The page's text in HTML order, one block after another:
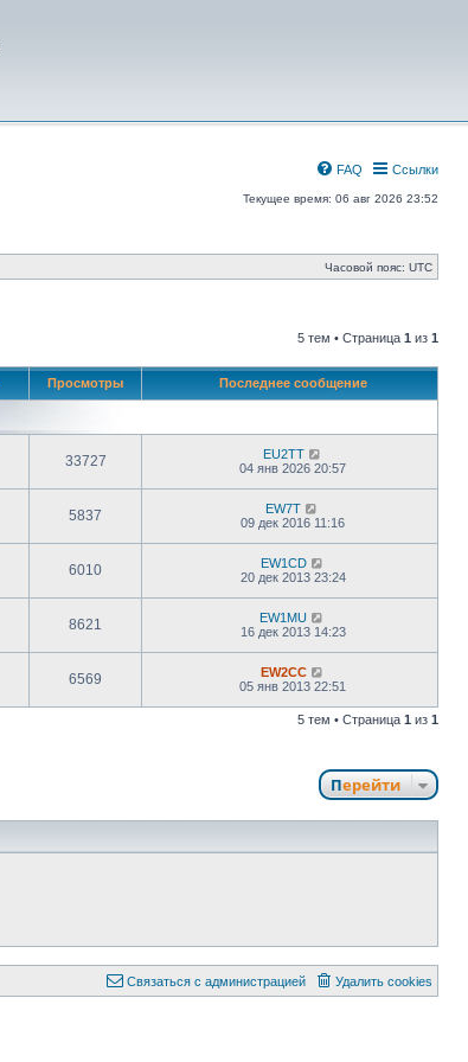
Ссылки
FAQ
Текущее время: 06 авг 2026 23:52
Часовой пояс: UTC
5 тем • Страница 1 из 1
Просмотры Последнее сообщение
33727
EU2TT
04 янв 2026 20:57
5837
EW7T
09 дек 2016 11:16
6010
EW1CD
20 дек 2013 23:24
8621
EW1MU
16 дек 2013 14:23
6569
EW2CC
05 янв 2013 22:51
5 тем • Страница 1 из 1
Перейти
Удалить cookies
Связаться с администрацией